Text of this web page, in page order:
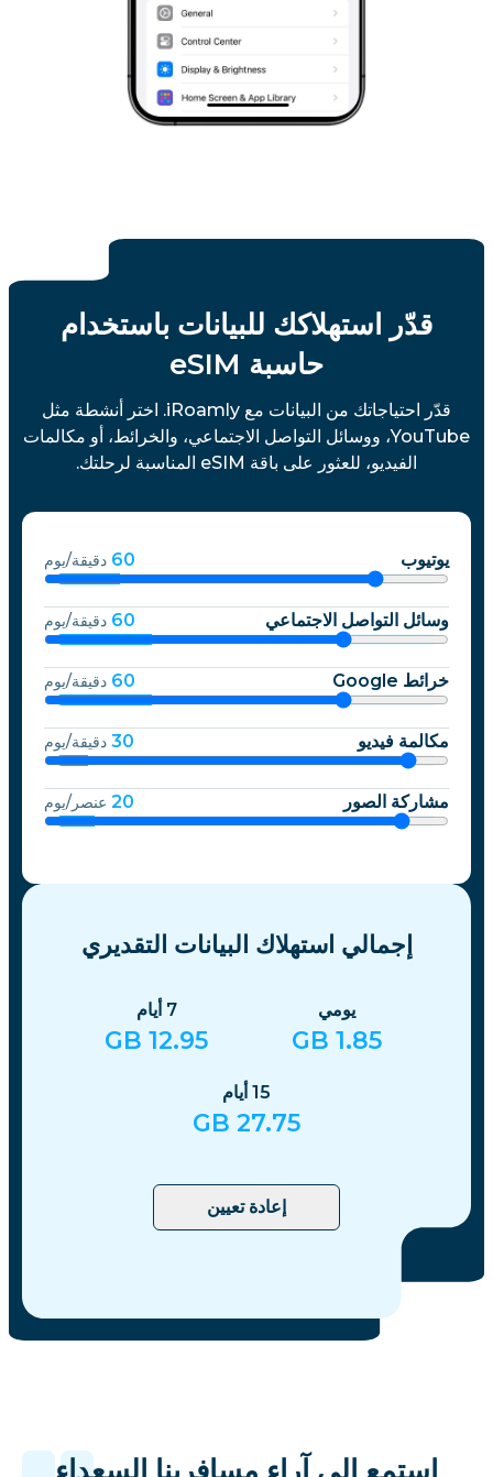
قدّر استهلاكك للبيانات باستخدام
حاسبة eSIM
قدّر احتياجاتك من البيانات مع iRoamly. اختر أنشطة مثل
YouTube، ووسائل التواصل الاجتماعي، والخرائط، أو مكالمات
الفيديو، للعثور على باقة eSIM المناسبة لرحلتك.
يوتيوب 60 دقيقة/يوم
وسائل التواصل الاجتماعي 60 دقيقة/يوم
خرائط Google 60 دقيقة/يوم
مكالمة فيديو 30 دقيقة/يوم
مشاركة الصور 20 عنصر/يوم
إجمالي استهلاك البيانات التقديري
يومي
1.85
7 أيام
12.95
15 أيام
27.75
إعادة تعيين